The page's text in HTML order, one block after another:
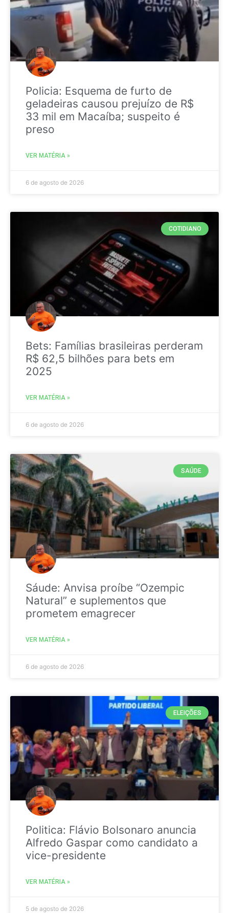
Policia: Esquema de furto de
geladeiras causou prejuízo de R$
33 mil em Macaíba; suspeito é
preso
VER MATÉRIA »
6 de agosto de 2026
COTIDIANO
Bets: Famílias brasileiras perderam
R$ 62,5 bilhões para bets em
2025
VER MATÉRIA »
6 de agosto de 2026
SAÚDE
Sáude: Anvisa proíbe “Ozempic
Natural” e suplementos que
prometem emagrecer
VER MATÉRIA »
6 de agosto de 2026
ELEIÇÕES
Politica: Flávio Bolsonaro anuncia
Alfredo Gaspar como candidato a
vice-presidente
VER MATÉRIA »
5 de agosto de 2026